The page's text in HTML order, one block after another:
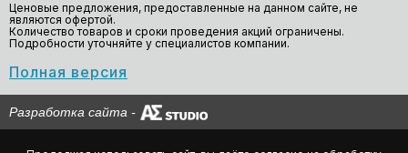
Ценовые предложения, предоставленные на данном сайте, не
являются офертой.
Количество товаров и сроки проведения акций ограничены.
Подробности уточняйте у специалистов компании.
Полная версия
Разработка сайта -